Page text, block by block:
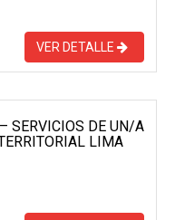
VER DETALLE
SERVICIOS DE UN/A
LIMA